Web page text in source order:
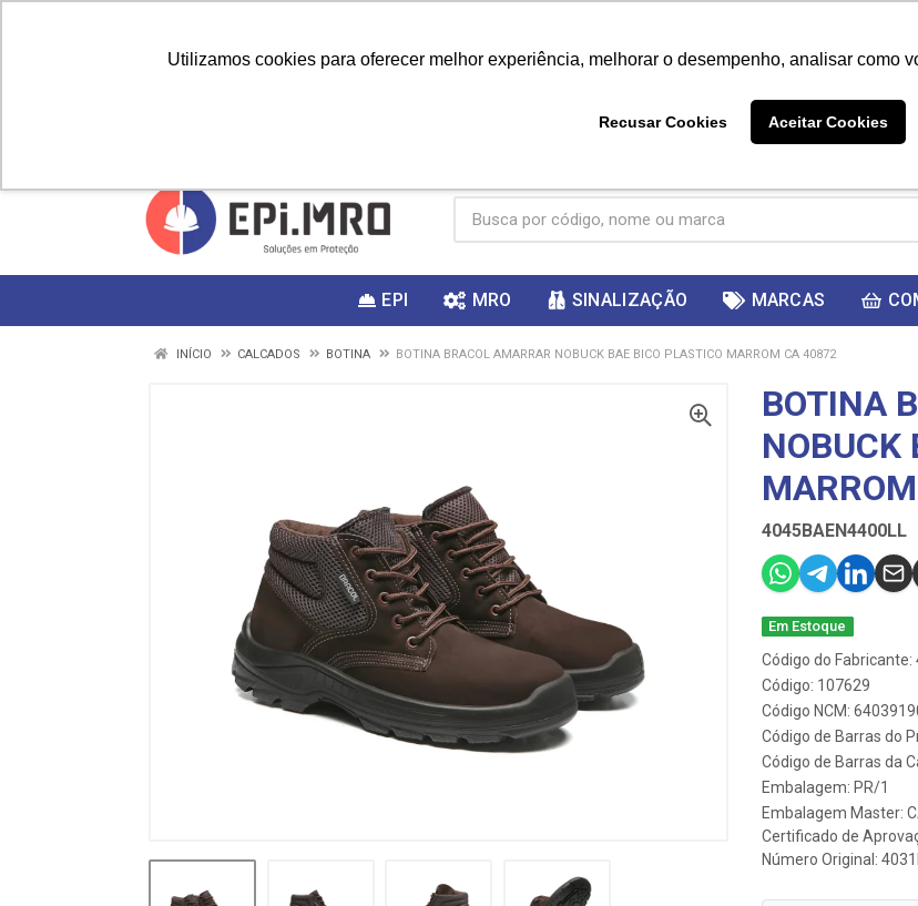
Utilizamos cookies para oferecer melhor experiência, melhorar o desempenho, analisar como
Recusar Cookies Aceitar Cookies
ganhar
EPI MRO SINALIZAÇÃO MARCAS
INÍCIO CALCADOS BOTINA BOTINA BRACOL AMARRAR NOBUCK BAE BICO PLASTICO MARROM CA 40872
BOTINA
NOBUCK
4045BAEN4400LL
Em Estoque
Código do Fabricante:
Código: 107629
Código NCM:
Código de Barras do
Código de Barras da
Embalagem: PR/1
Embalagem Master:
Certificado de
Número Original: